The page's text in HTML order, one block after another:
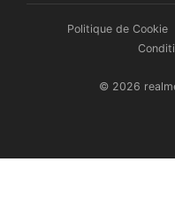
© 2026
Politique de Cookie